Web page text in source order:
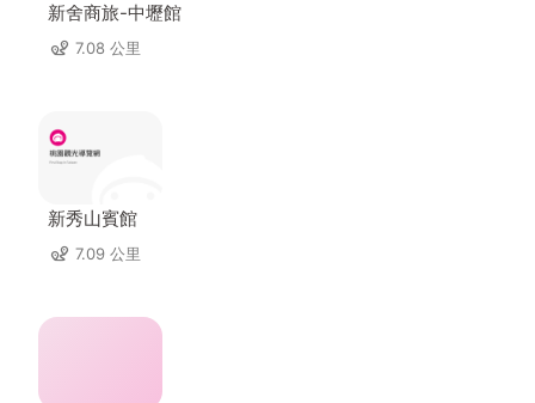
新舍商旅-中壢館
7.08 公里
新秀山賓館
7.09 公里